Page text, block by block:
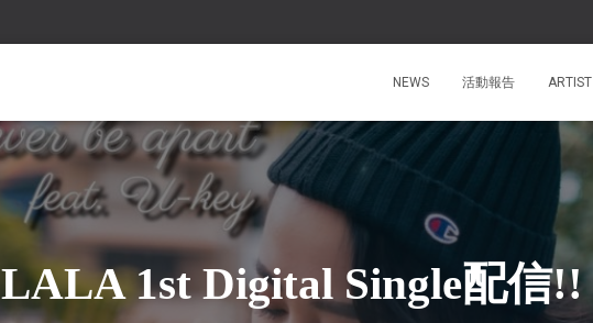
NEWS 活動報告 ARTIST
LALA 1st Digital Single配信!!